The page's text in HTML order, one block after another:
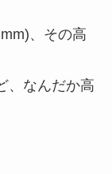
、その高
、なんだか高